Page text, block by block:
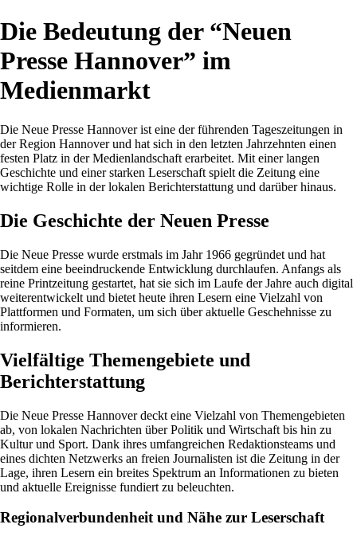
Die Bedeutung der “Neuen
Presse Hannover” im
Medienmarkt
Die Neue Presse Hannover ist eine der führenden Tageszeitungen in
der Region Hannover und hat sich in den letzten Jahrzehnten einen
festen Platz in der Medienlandschaft erarbeitet. Mit einer langen
Geschichte und einer starken Leserschaft spielt die Zeitung eine
wichtige Rolle in der lokalen Berichterstattung und darüber hinaus.
Die Geschichte der Neuen Presse
Die Neue Presse wurde erstmals im Jahr 1966 gegründet und hat
seitdem eine beeindruckende Entwicklung durchlaufen. Anfangs als
reine Printzeitung gestartet, hat sie sich im Laufe der Jahre auch digital
weiterentwickelt und bietet heute ihren Lesern eine Vielzahl von
Plattformen und Formaten, um sich über aktuelle Geschehnisse zu
informieren.
Vielfältige Themengebiete und
Berichterstattung
Die Neue Presse Hannover deckt eine Vielzahl von Themengebieten
ab, von lokalen Nachrichten über Politik und Wirtschaft bis hin zu
Kultur und Sport. Dank ihres umfangreichen Redaktionsteams und
eines dichten Netzwerks an freien Journalisten ist die Zeitung in der
Lage, ihren Lesern ein breites Spektrum an Informationen zu bieten
und aktuelle Ereignisse fundiert zu beleuchten.
Regionalverbundenheit und Nähe zur Leserschaft